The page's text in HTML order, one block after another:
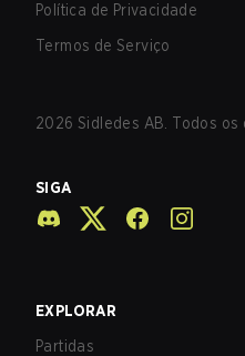
Política de Privacidade
Termos de Serviço
2026 Sidledes AB. Todos
SIGA
EXPLORAR
Partidas